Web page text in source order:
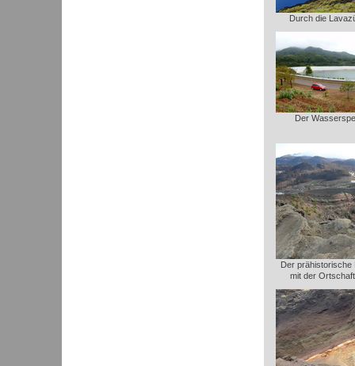
Durch die
Der
Der prähistorische
mit der